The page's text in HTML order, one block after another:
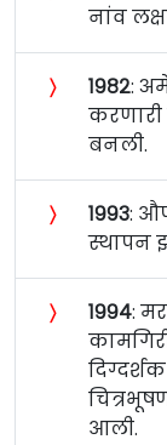
नांव
〉 १९८२:
करणारी
बनली.
〉 १९९३:
स्थापन
〉 १९९४:
आली.